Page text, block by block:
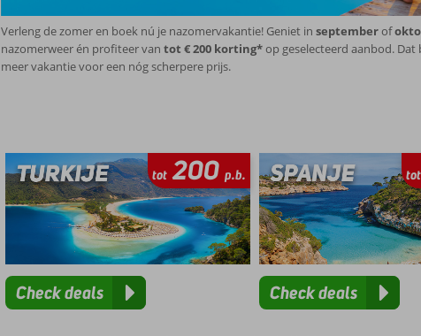
Verleng de zomer en boek nú je nazomervakantie! Geniet in septemberof
nazomerweer én profiteer van tot € 200 korting*op geselecteerd aanbod. Dat
meer vakantie voor een nóg scherpere prijs.
tot200 p.b.
Check deals
tot
Check deals